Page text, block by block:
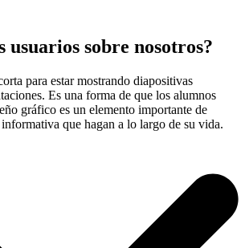
usuarios sobre nosotros?
para estar mostrando diapositivas
Es una forma de que los alumnos
gráfico es un elemento importante de
que hagan a lo largo de su vida.